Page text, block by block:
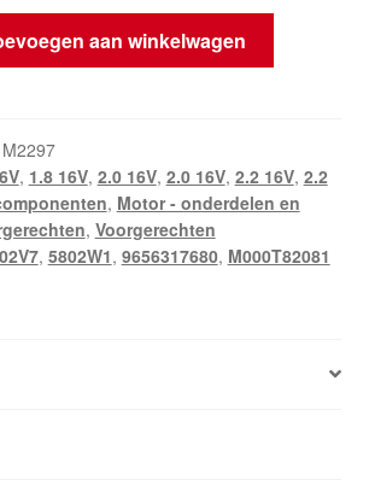
aan winkelwagen
, 1.8 16V, 2.0 16V, 2.0 16V, 2.2 16V, 2.2
, Motor - onderdelen en
, Voorgerechten
, 5802W1, 9656317680, M000T82081